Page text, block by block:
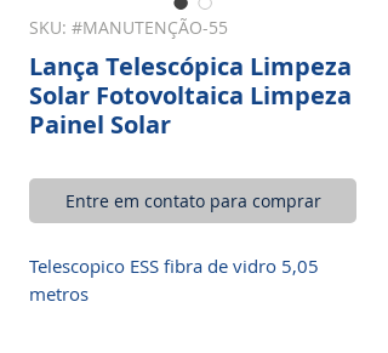
SKU: #MANUTENÇÃO-55
Lança Telescópica Limpeza
Solar Fotovoltaica Limpeza
Painel Solar
Entre em contato para comprar
Telescopico ESS fibra de vidro 5,05
metros